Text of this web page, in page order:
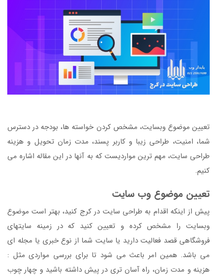
تعیین موضوع وبسایت، مشخص کردن خواسته ها، بودجه در دسترس
شما، امنیت، طراحی زیبا و کاربر پسند، مدت زمان تحویل و هزینه
طراحی سایت، مهم ترین مواردیست که به آنها در این مقاله اشاره می
کنیم.
تعیین موضوع وب سایت
پیش از اینکه اقدام به طراحی سایت در کرج کنید، بهتر است موضوع
وبسایت را مشخص کرده و تعیین کنید که در زمینه سایتهای
فروشگاهی قصد فعالیت دارید یا سایت شما از نوع خبری یا مجله ای
می باشد. همین امر باعث می شود تا برای بررسی مواردی مثل :
هزینه و مدت زمان، راه آسان تری در پیش داشته باشید و چهار چوب